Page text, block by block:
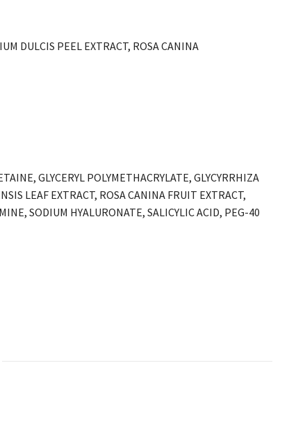
DULCIS PEEL EXTRACT, ROSA CANINA
GLYCERYL POLYMETHACRYLATE, GLYCYRRHIZA
LEAF EXTRACT, ROSA CANINA FRUIT EXTRACT,
SODIUM HYALURONATE, SALICYLIC ACID, PEG-40